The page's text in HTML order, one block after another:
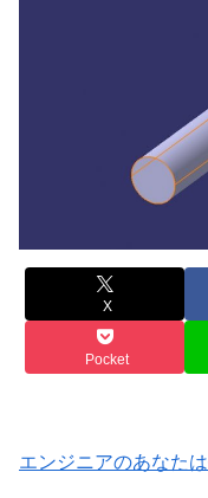
X
Pocket
エンジニアのあなた